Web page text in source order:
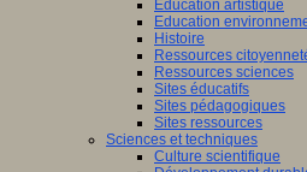
Education artistique
Education
Histoire
Ressources
Ressources sciences
Sites éducatifs
Sites pédagogiques
Sites ressources
Sciences et techniques
Culture scientifique